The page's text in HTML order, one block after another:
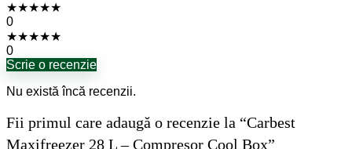
★★★★★
0
★★★★★
0
Scrie o recenzie
Nu există încă recenzii.
Fii primul care adaugă o recenzie la “Carbest
Maxifreezer 28 L – Compresor Cool Box”